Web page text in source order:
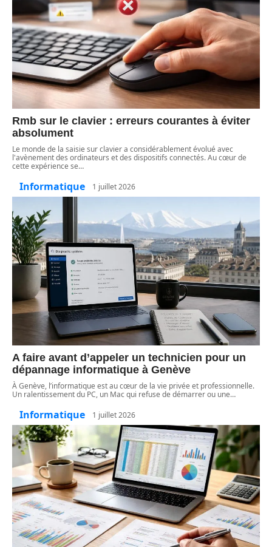
Rmb sur le clavier : erreurs courantes à éviter
absolument
Le monde de la saisie sur clavier a considérablement évolué avec
l'avènement des ordinateurs et des dispositifs connectés. Au cœur de
cette expérience se…
Informatique 1 juillet 2026
A faire avant d’appeler un technicien pour un
dépannage informatique à Genève
À Genève, l’informatique est au cœur de la vie privée et professionnelle.
Un ralentissement du PC, un Mac qui refuse de démarrer ou une…
Informatique 1 juillet 2026